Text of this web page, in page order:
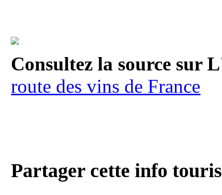
Consultez la source sur
route des vins de France
Partager cette info